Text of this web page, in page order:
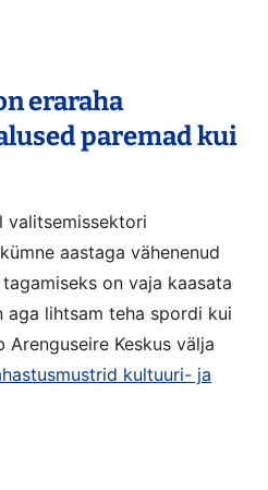
eraraha
paremad kui
valitsemissektori
aastaga vähenenud
on vaja kaasata
aga lihtsam teha spordi kui
Keskus välja
kultuuri- ja